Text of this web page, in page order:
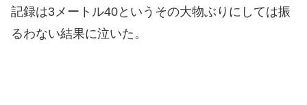
記録は3メートル40というその大物ぶりにしては振
るわない結果に泣いた。